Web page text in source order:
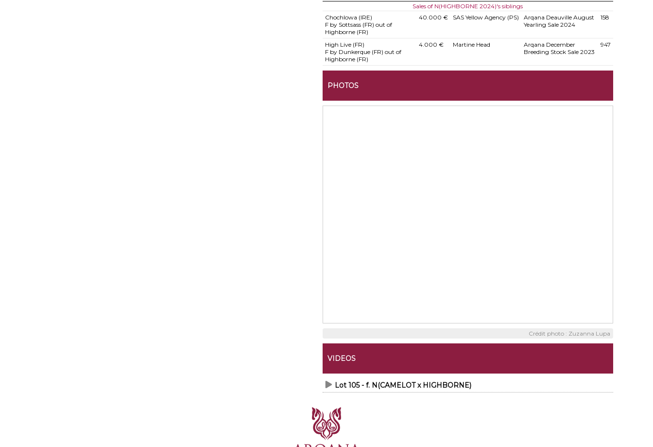
Sales of N(HIGHBORNE 2024)'s siblings
Chochlowa (IRE)
F by Sottsass (FR) out of
Highborne (FR)
40.000 € SAS Yellow Agency (PS)
Arqana Deauville August
Yearling Sale 2024
158
High Live (FR)
F by Dunkerque (FR) out of
Highborne (FR)
4.000 € Martine Head
Arqana December
Breeding Stock Sale 2023
947
PHOTOS
Crédit photo : Zuzanna Lupa
VIDEOS
Lot 105 - f. N(CAMELOT x HIGHBORNE)